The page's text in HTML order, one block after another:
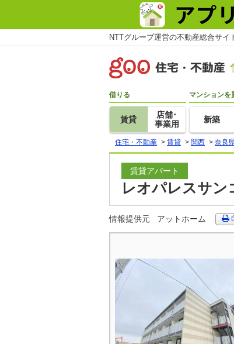
NTTグループ運営の不動産総合サイ
借りる
賃貸
店舗･
事業用
マンションを
新築
住宅・不動産 > 賃貸 > 関西 > 奈良
賃貸アパート
レオパレスサン
情報提供元 アットホーム